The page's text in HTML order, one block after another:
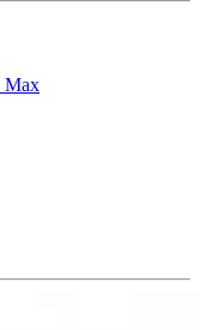
Max